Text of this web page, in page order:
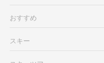
おすすめ
スキー